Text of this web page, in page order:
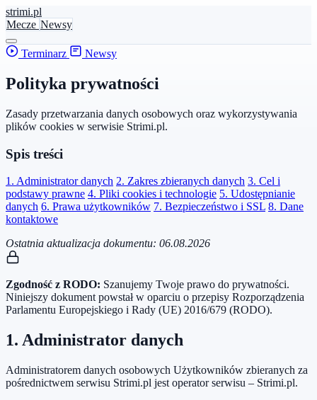
strimi.pl
Mecze Newsy
Terminarz Newsy
Polityka prywatności
Zasady przetwarzania danych osobowych oraz wykorzystywania
plików cookies w serwisie Strimi.pl.
Spis treści
1. Administrator danych 2. Zakres zbieranych danych 3. Cel i
podstawy prawne 4. Pliki cookies i technologie 5. Udostępnianie
danych 6. Prawa użytkowników 7. Bezpieczeństwo i SSL 8. Dane
kontaktowe
Ostatnia aktualizacja dokumentu: 06.08.2026
Zgodność z RODO: Szanujemy Twoje prawo do prywatności.
Niniejszy dokument powstał w oparciu o przepisy Rozporządzenia
Parlamentu Europejskiego i Rady (UE) 2016/679 (RODO).
1. Administrator danych
Administratorem danych osobowych Użytkowników zbieranych za
pośrednictwem serwisu Strimi.pl jest operator serwisu – Strimi.pl.